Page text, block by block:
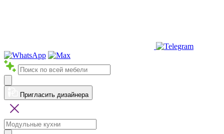
Пригласить дизайнера